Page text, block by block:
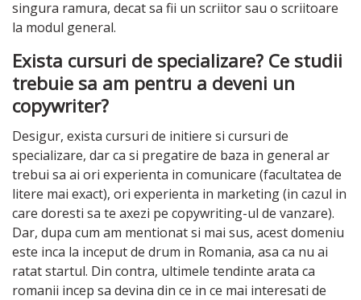
singura ramura, decat sa fii un scriitor sau o scriitoare
la modul general.
Exista cursuri de specializare? Ce studii
trebuie sa am pentru a deveni un
copywriter?
Desigur, exista cursuri de initiere si cursuri de
specializare, dar ca si pregatire de baza in general ar
trebui sa ai ori experienta in comunicare (facultatea de
litere mai exact), ori experienta in marketing (in cazul in
care doresti sa te axezi pe copywriting-ul de vanzare).
Dar, dupa cum am mentionat si mai sus, acest domeniu
este inca la inceput de drum in Romania, asa ca nu ai
ratat startul. Din contra, ultimele tendinte arata ca
romanii incep sa devina din ce in ce mai interesati de